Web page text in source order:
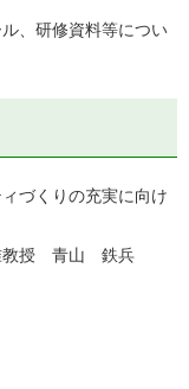
、研修資料等につい
づくりの充実に向け
教授 青山 鉄兵